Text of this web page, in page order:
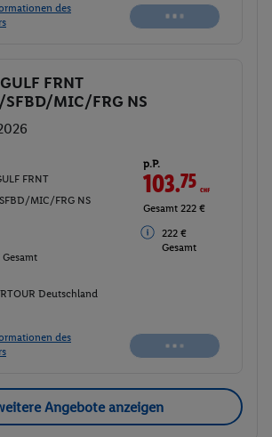
des
FRNT
SFBD/MIC/FRG NS
FRNT
MIC/FRG NS
Gesamt
p.P.
103.75CHF
Gesamt 222 €
222 €
Gesamt
Deutschland
des
Angebote anzeigen